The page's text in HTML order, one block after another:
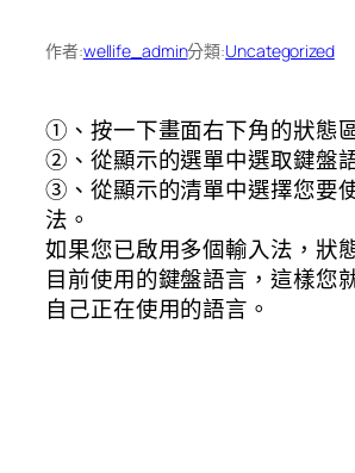
作者:wellife_admin分類:Uncategorized
①、按一下畫面右下角的狀態
②、 從顯示的選單中選取鍵盤
③、 從顯示的清單中選擇您要
法。
如果您已啟用多個輸入法，狀
目前使用的鍵盤語言，這樣您
自己正在使用的語言。